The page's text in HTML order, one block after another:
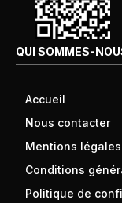
QUI SOMMES-
Accueil
Nous contacter
Mentions légales
Conditions
Politique de